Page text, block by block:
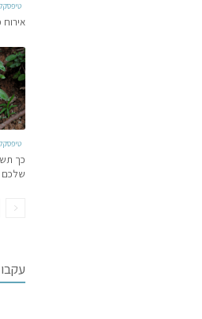
טיפסקל
טיפסקל
כך
שלכם